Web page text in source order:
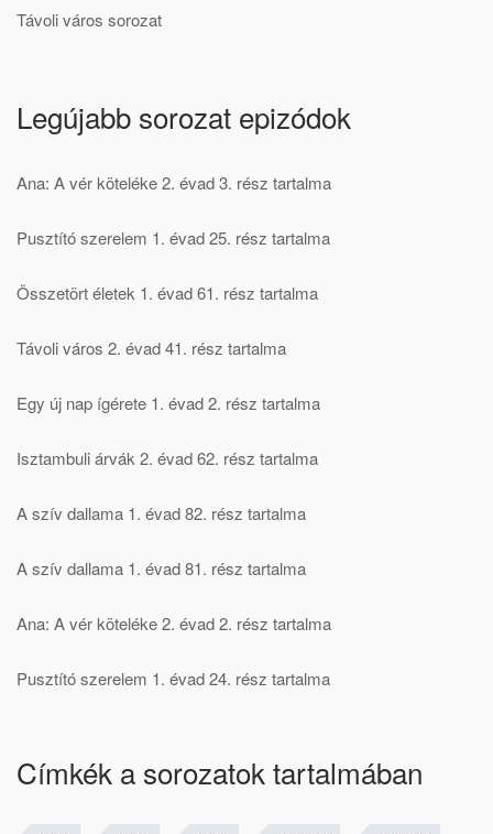
Távoli város sorozat
Legújabb sorozat epizódok
Ana: A vér köteléke 2. évad 3. rész tartalma
Pusztító szerelem 1. évad 25. rész tartalma
Összetört életek 1. évad 61. rész tartalma
Távoli város 2. évad 41. rész tartalma
Egy új nap ígérete 1. évad 2. rész tartalma
Isztambuli árvák 2. évad 62. rész tartalma
A szív dallama 1. évad 82. rész tartalma
A szív dallama 1. évad 81. rész tartalma
Ana: A vér köteléke 2. évad 2. rész tartalma
Pusztító szerelem 1. évad 24. rész tartalma
Címkék a sorozatok tartalmában